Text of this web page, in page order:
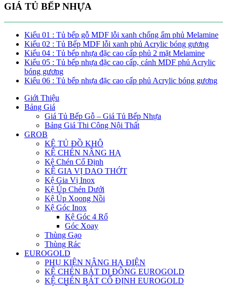
GIÁ TỦ BẾP NHỰA
Kiểu 01 : Tủ bếp gỗ MDF lỗi xanh chống ẩm phủ Melamine
Kiểu 02 : Tủ Bếp MDF lỗi xanh phủ Acrylic bóng gương
Kiểu 04 : Tủ bếp nhựa đặc cao cấp phủ 2 mặt Melamine
Kiểu 05 : Tủ bếp nhựa đặc cao cấp, cánh MDF phủ Acrylic
bóng gương
Kiểu 06 : Tủ bếp nhựa đặc cao cấp phủ Acrylic bóng gương
Giới Thiệu
Bảng Giá
Giá Tủ Bếp Gỗ – Giá Tủ Bếp Nhựa
Bảng Giá Thi Công Nội Thất
GROB
KỆ TỦ ĐỒ KHÔ
KỆ CHÉN NÂNG HẠ
Kệ Chén Cố Định
KỆ GIA VỊ DAO THỚT
Kệ Gia Vị Inox
Kệ Úp Chén Dưới
Kệ Úp Xoong Nồi
Kệ Góc Inox
Kệ Góc 4 Rổ
Góc Xoay
Thùng Gạo
Thùng Rác
EUROGOLD
PHỤ KIỆN NÂNG HẠ ĐIỆN
KỆ CHÉN BÁT DI ĐỘNG EUROGOLD
KỆ CHÉN BÁT CỐ ĐỊNH EUROGOLD